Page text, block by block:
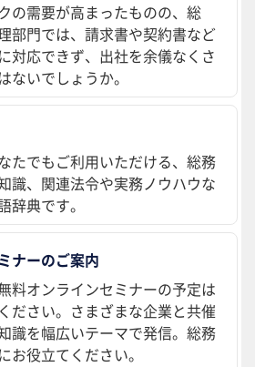
の需要が高まったものの、総
部門では、請求書や契約書など
対応できず、出社を余儀なくさ
ないでしょうか。
たでもご利用いただける、総務
識、関連法令や実務ノウハウな
辞典です。
ナーのご案内
料オンラインセミナーの予定は
ださい。さまざまな企業と共催
識を幅広いテーマで発信。総務
お役立てください。